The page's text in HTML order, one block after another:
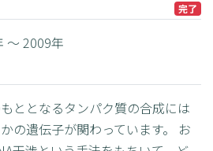
完了
～ 2009年
ととなるタンパク質の合成には
の遺伝子が関わっています。 お